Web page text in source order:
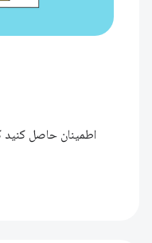
اطمینان حاصل کنید